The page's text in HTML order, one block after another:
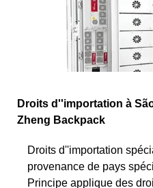
Droits d''importation à
Zheng Backpack
Droits d''importation
provenance de pays
Principe applique des